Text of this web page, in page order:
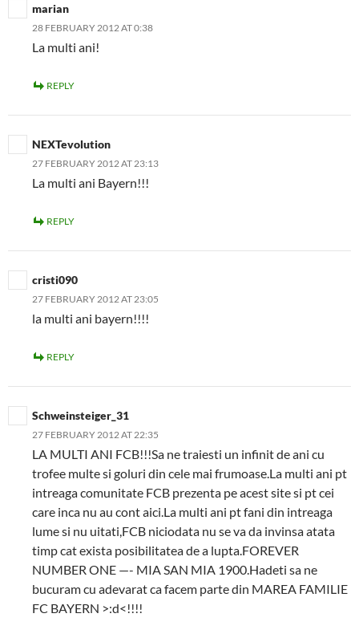
marian
28 FEBRUARY 2012 AT 0:38
La multi ani!
REPLY
NEXTevolution
27 FEBRUARY 2012 AT 23:13
La multi ani Bayern!!!
REPLY
cristi090
27 FEBRUARY 2012 AT 23:05
la multi ani bayern!!!!
REPLY
Schweinsteiger_31
27 FEBRUARY 2012 AT 22:35
LA MULTI ANI FCB!!!Sa ne traiesti un infinit de ani cu
trofee multe si goluri din cele mai frumoase.La multi ani pt
intreaga comunitate FCB prezenta pe acest site si pt cei
care inca nu au cont aici.La multi ani pt fani din intreaga
lume si nu uitati,FCB niciodata nu se va da invinsa atata
timp cat exista posibilitatea de a lupta.FOREVER
NUMBER ONE —- MIA SAN MIA 1900.Hadeti sa ne
bucuram cu adevarat ca facem parte din MAREA FAMILIE
FC BAYERN >:d<!!!!